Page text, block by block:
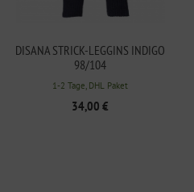
DISANA STRICK-LEGGINS INDIGO
98/104
1-2 Tage, DHL Paket
34,00 €